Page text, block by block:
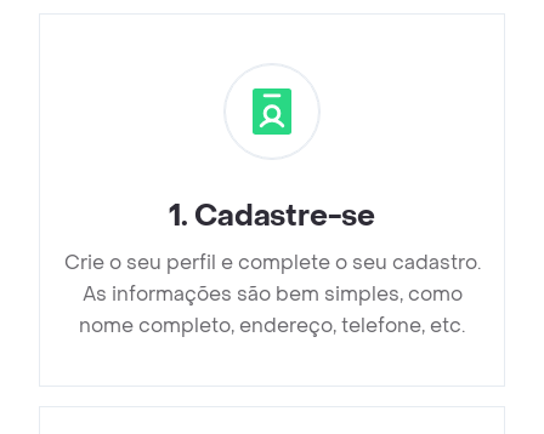
1. Cadastre-se
Crie o seu perfil e complete o seu cadastro.
As informações são bem simples, como
nome completo, endereço, telefone, etc.